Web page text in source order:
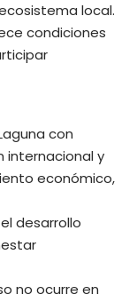
local.
condiciones
con
internacional y
económico,
desarrollo
no ocurre en